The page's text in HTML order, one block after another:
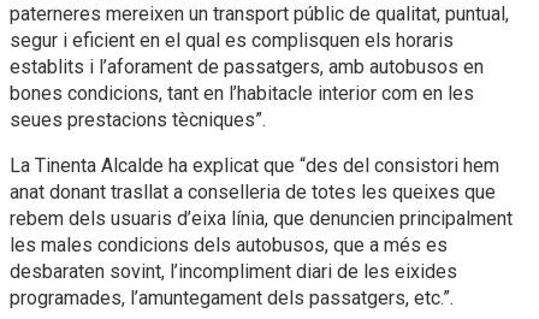
paterneres mereixen un transport públic de qualitat, puntual,
segur i eficient en el qual es complisquen els horaris
establits i l’aforament de passatgers, amb autobusos en
bones condicions, tant en l’habitacle interior com en les
seues prestacions tècniques”.
La Tinenta Alcalde ha explicat que “des del consistori hem
anat donant trasllat a conselleria de totes les queixes que
rebem dels usuaris d’eixa línia, que denuncien principalment
les males condicions dels autobusos, que a més es
desbaraten sovint, l’incompliment diari de les eixides
programades, l’amuntegament dels passatgers, etc.”.